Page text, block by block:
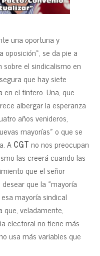
una oportuna y
oposición», se da pie a
sobre el sindicalismo en
que hay siete
en el tintero. Una, que
albergar la esperanza
años venideros,
mayorías» o que se
ACGT no nos preocupan
las creerá cuando las
que el señor
que la «mayoría
mayoría sindical
que, veladamente,
electoral no tiene más
usa más variables que